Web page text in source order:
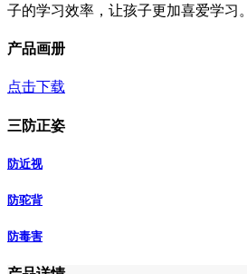
子的学习效率，让孩子更加喜爱学习。
产品画册
点击下载
三防正姿
防近视
防驼背
防毒害